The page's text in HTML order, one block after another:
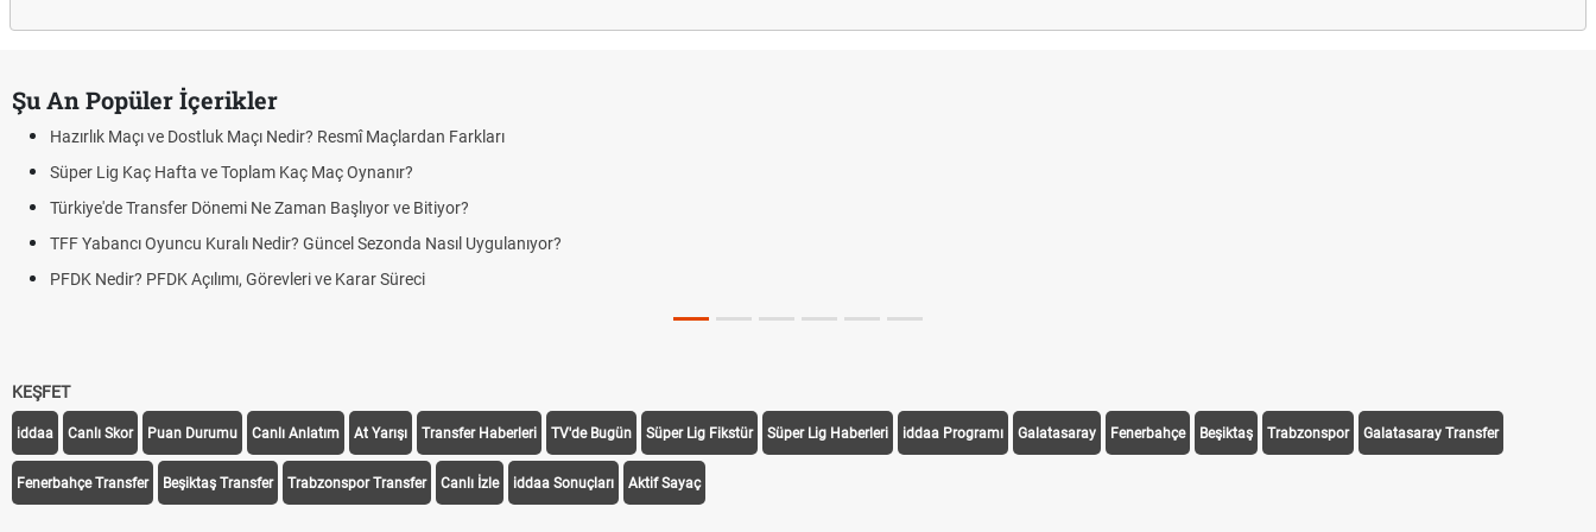
Şu An Popüler İçerikler
Hazırlık Maçı ve Dostluk Maçı Nedir? Resmî Maçlardan Farkları
Süper Lig Kaç Hafta ve Toplam Kaç Maç Oynanır?
Türkiye'de Transfer Dönemi Ne Zaman Başlıyor ve Bitiyor?
TFF Yabancı Oyuncu Kuralı Nedir? Güncel Sezonda Nasıl Uygulanıyor?
PFDK Nedir? PFDK Açılımı, Görevleri ve Karar Süreci
KEŞFET
iddaa Canlı Skor Puan Durumu Canlı Anlatım At Yarışı Transfer Haberleri TV'de Bugün Süper Lig Fikstür Süper Lig Haberleri iddaa Programı Galatasaray Fenerbahçe Beşiktaş Trabzonspor Galatasaray Transfer
Fenerbahçe Transfer Beşiktaş Transfer Trabzonspor Transfer Canlı İzle iddaa Sonuçları Aktif Sayaç